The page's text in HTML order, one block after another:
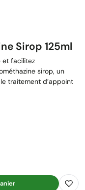
Sirop 125ml
et facilitez
sirop, un
traitement d’appoint